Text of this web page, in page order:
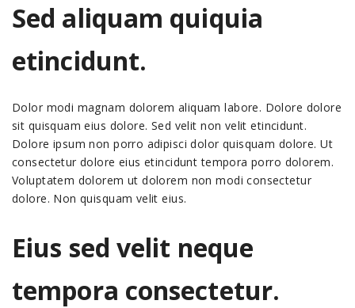
Sed aliquam quiquia
etincidunt.
Dolor modi magnam dolorem aliquam labore. Dolore dolore
sit quisquam eius dolore. Sed velit non velit etincidunt.
Dolore ipsum non porro adipisci dolor quisquam dolore. Ut
consectetur dolore eius etincidunt tempora porro dolorem.
Voluptatem dolorem ut dolorem non modi consectetur
dolore. Non quisquam velit eius.
Eius sed velit neque
tempora consectetur.